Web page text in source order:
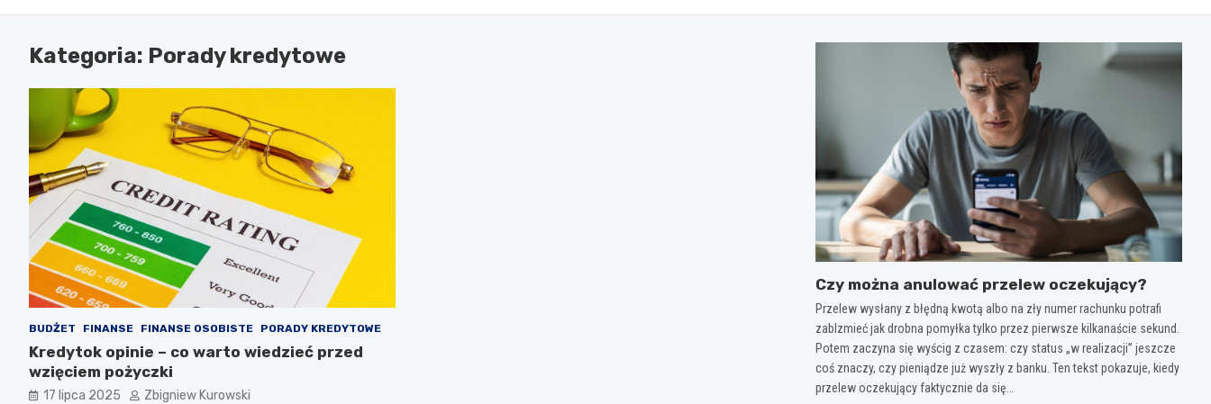
Kategoria: Porady kredytowe
BUDŻET FINANSE FINANSE OSOBISTE PORADY KREDYTOWE
Kredytok opinie – co warto wiedzieć przed
wzięciem pożyczki
17 lipca 2025 Zbigniew Kurowski
Czy można anulować przelew oczekujący?
Przelew wysłany z błędną kwotą albo na zły numer rachunku potrafi
zablzmieć jak drobna pomyłka tylko przez pierwsze kilkanaście sekund.
Potem zaczyna się wyścig z czasem: czy status „w realizacji” jeszcze
coś znaczy, czy pieniądze już wyszły z banku. Ten tekst pokazuje, kiedy
przelew oczekujący faktycznie da się…